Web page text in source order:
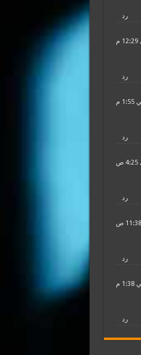
رد
رد
رد
رد
رد
رد